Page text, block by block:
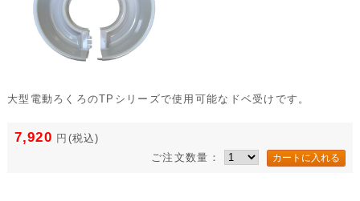
大型電動ろくろのTPシリーズで使用可能なドベ受けです。
7,920 円 (税込)
ご注文数量：